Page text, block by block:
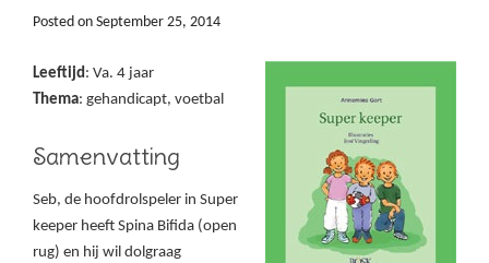
Posted on September 25, 2014
Leeftijd: Va. 4 jaar
Thema: gehandicapt, voetbal
Samenvatting
Seb, de hoofdrolspeler in Super
keeper heeft Spina Bifida (open
rug) en hij wil dolgraag